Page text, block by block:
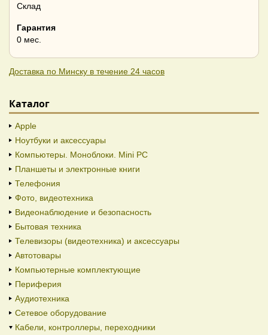
Склад
Гарантия
0 мес.
Доставка по Минску в течение 24 часов
Каталог
Apple
Ноутбуки и аксессуары
Компьютеры. Моноблоки. Mini PC
Планшеты и электронные книги
Телефония
Фото, видеотехника
Видеонаблюдение и безопасность
Бытовая техника
Телевизоры (видеотехника) и аксессуары
Автотовары
Компьютерные комплектующие
Периферия
Аудиотехника
Сетевое оборудование
Кабели, контроллеры, переходники